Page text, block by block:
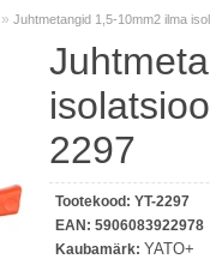
» Juhtmetangid 1,5-10mm2 ilma
2297
Tootekood: YT-2297
EAN: 5906083922978
Kaubamärk: YATO+